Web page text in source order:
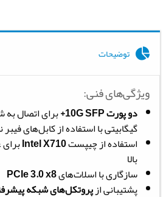
توضیحات
ویژگی‌های فنی:
دو پورت 10G SFP+
گیگابیتی با استفاده از کابل‌های
استفاده از چیپستIntel X710برای
بالا
سازگاری با اسلات‌هایPCIe 3.0 x8
پشتیبانی ازپروتکل‌های شبکه